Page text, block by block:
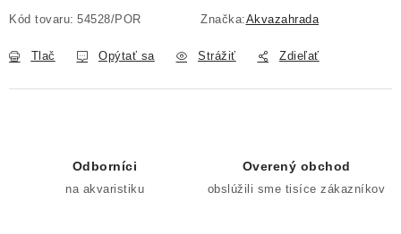
Kód tovaru: 54528/POR Značka:Akvazahrada
Tlač Opýtať sa Strážiť Zdieľať
Odborníci
na akvaristiku
Overený obchod
obslúžili sme tisíce zákazníkov